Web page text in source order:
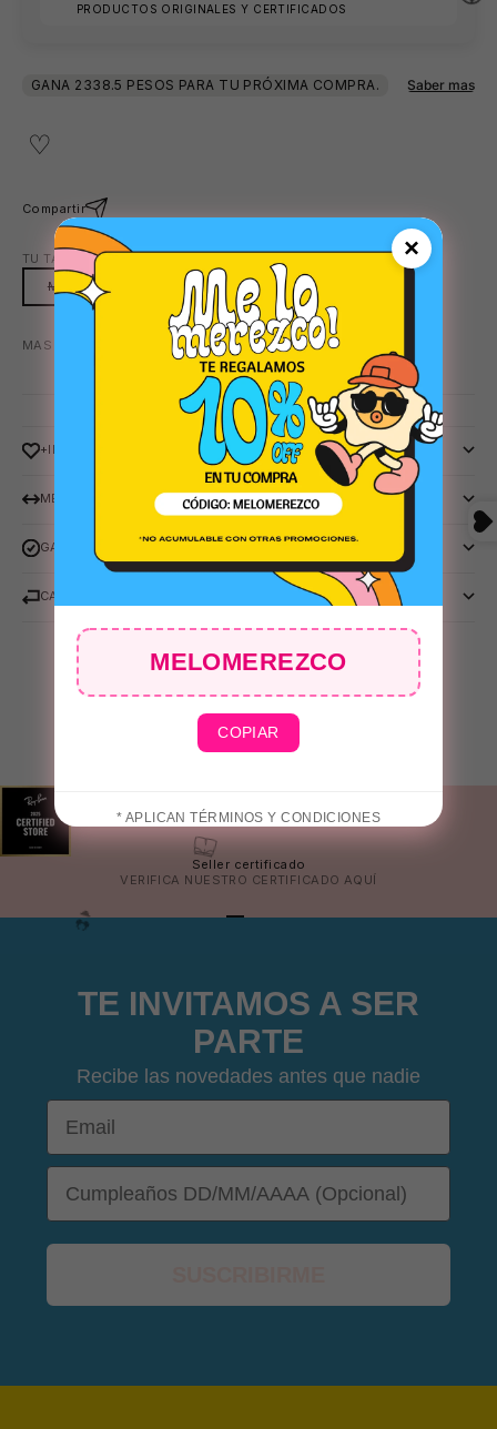
PRODUCTOS ORIGINALES Y CERTIFICADOS
Compartir
TU TALLA: M
M
MAS COLORES DISPONIBLES:VERDE
+INFO
MEDIDAS
GARANTIA RAY-BAN
CAMBIOS Y DEVOLUCIONES
×
MELOMEREZCO
COPIAR
* APLICAN TÉRMINOS Y CONDICIONES
Seller certificado
VERIFICA NUESTRO CERTIFICADO AQUÍ
TE INVITAMOS A SER
PARTE
Recibe las novedades antes que nadie
Email
DOB